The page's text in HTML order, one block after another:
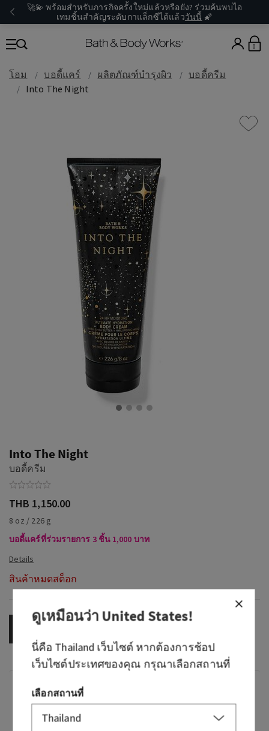
🚀💫 พร้อมสำหรับภารกิจครั้งใหม่แล้วหรือยัง? ร่วมค้นพบไอ
เทมชิ้นสำคัญระดับกาแล็กซีได้แล้ววันนี้ 🌠
0
โฮม บอดี้แคร์ ผลิตภัณฑ์บำรุงผิว
บอดี้ครีม
Into The Night
Into The Night
บอดี้ครีม
THB 1,150.00
8 oz / 226 g
บอดี้แคร์ที่ร่วมรายการ 3 ชิ้น 1,000 บาท
สินค้าหมดสต็อก
กลิ่น
กลิ่นหอมอย่างไร: ค่ำคืนอันแสนวิเศษ สดใส และ
ดูเหมือนว่าUnited States!
นี่คือ Thailand เว็บไซต์ หากต้องการช้อป
เว็บไซต์ประเทศของคุณ กรุณาเลือกสถานที่
เลือกสถานที่